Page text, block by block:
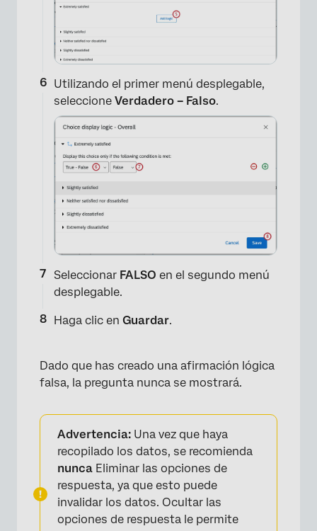
Utilizando el primer menú desplegable,
seleccione Verdadero – Falso.
Seleccionar FALSO en el segundo menú
desplegable.
Haga clic en Guardar.
Dado que has creado una afirmación lógica
falsa, la pregunta nunca se mostrará.
Advertencia: Una vez que haya
recopilado los datos, se recomienda
nunca Eliminar las opciones de
respuesta, ya que esto puede
invalidar los datos. Ocultar las
opciones de respuesta le permite